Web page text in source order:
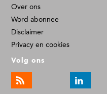
Over ons
Word abonnee
Disclaimer
Privacy en cookies
Volg ons